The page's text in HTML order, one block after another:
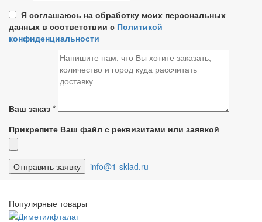
Я соглашаюсь на обработку моих персональных
данных в соответствии с Политикой
конфиденциальности
Ваш заказ *
Прикрепите Ваш файл с реквизитами или заявкой
info@1-sklad.ru
Популярные товары